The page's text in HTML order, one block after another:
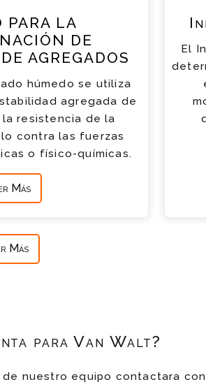
PARA LA
DE
AGREGADOS
húmedo se utiliza
agregada de
resistencia de la
contra las fuerzas
o físico-químicas.
Más
El
Más
para Van Walt?
nuestro equipo contactara